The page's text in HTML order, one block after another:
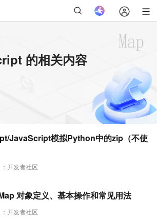
的相关内容
开发者社区
JavaScript模拟Python中的zip（不使
开发者社区
对象定义、基本操作和常见用法